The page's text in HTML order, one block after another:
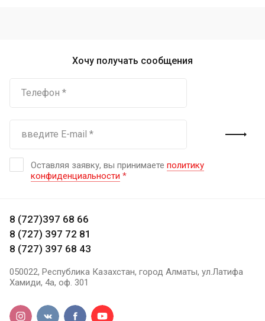
Хочу получать сообщения
Оставляя заявку, вы принимаете политику
конфиденциальности *
8 (727)397 68 66
8 (727) 397 72 81
8 (727) 397 68 43
050022, Республика Казахстан, город Алматы, ул.Латифа
Хамиди, 4а, оф. 301